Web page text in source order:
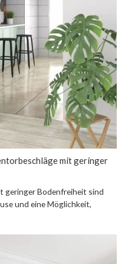
mit geringer
geringer Bodenfreiheit sind
und eine Möglichkeit,